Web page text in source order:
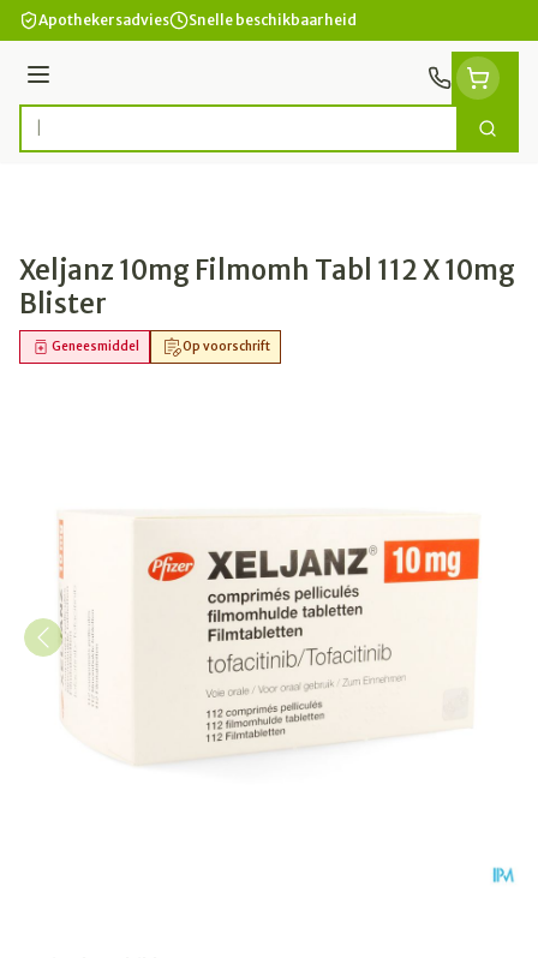
Ga naar de inhoud
Apothekersadvies Snelle beschikbaarheid
Menu
Product, merk, categorie... Zoek
Xeljanz 10mg Filmomh Tabl 112 X 10mg
Blister
Op voorschrift
Geneesmiddel